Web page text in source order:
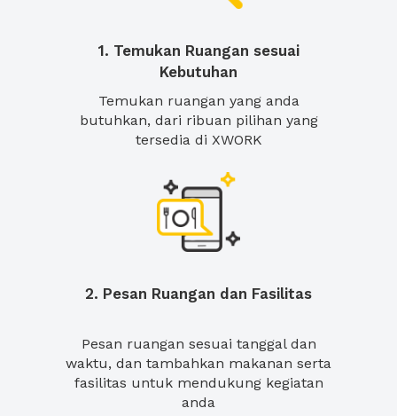
1. Temukan Ruangan sesuai
Kebutuhan
Temukan ruangan yang anda
butuhkan, dari ribuan pilihan yang
tersedia di XWORK
2. Pesan Ruangan dan Fasilitas
Pesan ruangan sesuai tanggal dan
waktu, dan tambahkan makanan serta
fasilitas untuk mendukung kegiatan
anda